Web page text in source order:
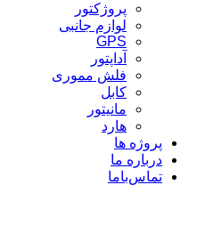
پروژکتور
لوازم جانبی
GPS
آداپتور
فلش مموری
کابل
مانیتور
هارد
پروژه ها
درباره ما
تماس‌باما